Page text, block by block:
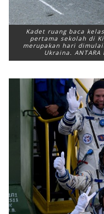
Kadet ruang baca
pertama sekolah di
merupakan hari
Ukraina. ANTARA